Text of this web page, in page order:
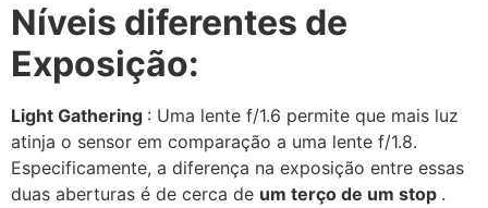
Níveis diferentes de
Exposição:
Light Gathering : Uma lente f/1.6 permite que mais luz
atinja o sensor em comparação a uma lente f/1.8.
Especificamente, a diferença na exposição entre essas
duas aberturas é de cerca de um terço de um stop .